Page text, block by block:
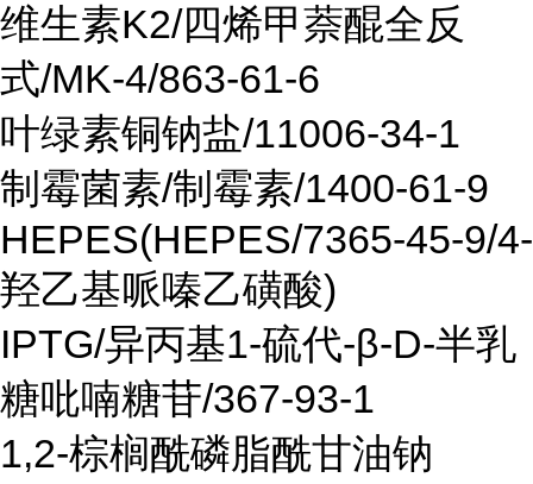
维生素K2/四烯甲萘醌全反
式/MK-4/863-61-6
叶绿素铜钠盐/11006-34-1
制霉菌素/制霉素/1400-61-9
HEPES(HEPES/7365-45-9/4-
羟乙基哌嗪乙磺酸)
IPTG/异丙基1-硫代-β-D-半乳
糖吡喃糖苷/367-93-1
1,2-棕榈酰磷脂酰甘油钠